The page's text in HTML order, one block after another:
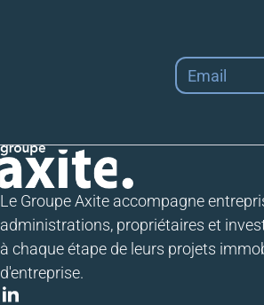
Email
Le Groupe Axite accompagne
administrations, propriétaires et
à chaque étape de leurs projets
d'entreprise.